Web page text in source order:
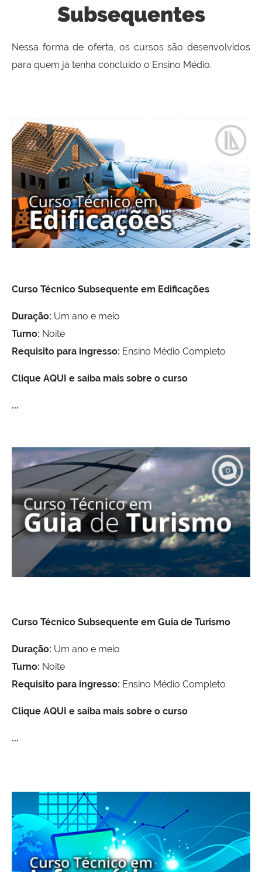
Subsequentes
Nessa forma de oferta, os cursos são desenvolvidos
para quem já tenha concluído o Ensino Médio.
Curso Técnico Subsequente em Edificações
Duração: Um ano e meio
Turno: Noite
Requisito para ingresso: Ensino Médio Completo
Clique AQUI e saiba mais sobre o curso
...
Curso Técnico Subsequente em Guia de Turismo
Duração: Um ano e meio
Turno: Noite
Requisito para ingresso: Ensino Médio Completo
Clique AQUI e saiba mais sobre o curso
...